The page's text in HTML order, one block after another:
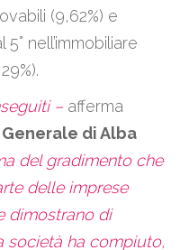
(9,62%) e
nell’immobiliare
– afferma
di Alba
del gradimento che
delle imprese
dimostrano di
società ha compiuto,